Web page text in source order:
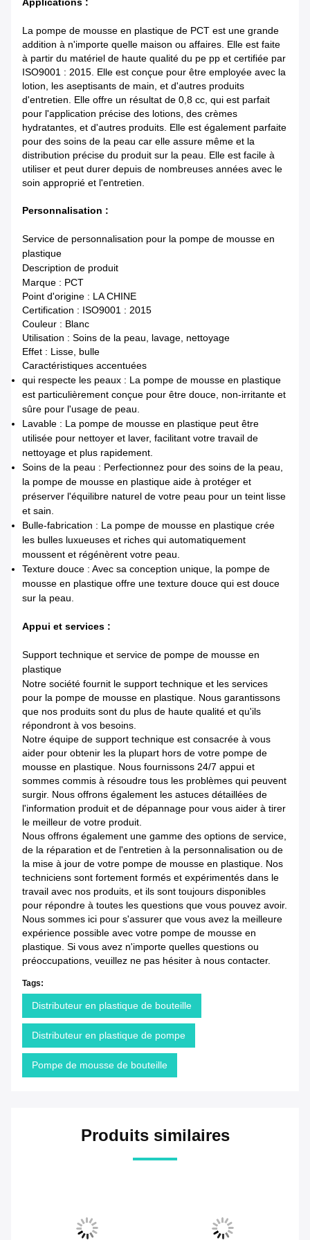
Applications :
La pompe de mousse en plastique de PCT est une grande
addition à n'importe quelle maison ou affaires. Elle est faite
à partir du matériel de haute qualité du pe pp et certifiée par
ISO9001 : 2015. Elle est conçue pour être employée avec la
lotion, les aseptisants de main, et d'autres produits
d'entretien. Elle offre un résultat de 0,8 cc, qui est parfait
pour l'application précise des lotions, des crèmes
hydratantes, et d'autres produits. Elle est également parfaite
pour des soins de la peau car elle assure même et la
distribution précise du produit sur la peau. Elle est facile à
utiliser et peut durer depuis de nombreuses années avec le
soin approprié et l'entretien.
Personnalisation :
Service de personnalisation pour la pompe de mousse en
plastique
Description de produit
Marque : PCT
Point d'origine : LA CHINE
Certification : ISO9001 : 2015
Couleur : Blanc
Utilisation : Soins de la peau, lavage, nettoyage
Effet : Lisse, bulle
Caractéristiques accentuées
qui respecte les peaux : La pompe de mousse en plastique
est particulièrement conçue pour être douce, non-irritante et
sûre pour l'usage de peau.
Lavable : La pompe de mousse en plastique peut être
utilisée pour nettoyer et laver, facilitant votre travail de
nettoyage et plus rapidement.
Soins de la peau : Perfectionnez pour des soins de la peau,
la pompe de mousse en plastique aide à protéger et
préserver l'équilibre naturel de votre peau pour un teint lisse
et sain.
Bulle-fabrication : La pompe de mousse en plastique crée
les bulles luxueuses et riches qui automatiquement
moussent et régénèrent votre peau.
Texture douce : Avec sa conception unique, la pompe de
mousse en plastique offre une texture douce qui est douce
sur la peau.
Appui et services :
Support technique et service de pompe de mousse en
plastique
Notre société fournit le support technique et les services
pour la pompe de mousse en plastique. Nous garantissons
que nos produits sont du plus de haute qualité et qu'ils
répondront à vos besoins.
Notre équipe de support technique est consacrée à vous
aider pour obtenir les la plupart hors de votre pompe de
mousse en plastique. Nous fournissons 24/7 appui et
sommes commis à résoudre tous les problèmes qui peuvent
surgir. Nous offrons également les astuces détaillées de
l'information produit et de dépannage pour vous aider à tirer
le meilleur de votre produit.
Nous offrons également une gamme des options de service,
de la réparation et de l'entretien à la personnalisation ou de
la mise à jour de votre pompe de mousse en plastique. Nos
techniciens sont fortement formés et expérimentés dans le
travail avec nos produits, et ils sont toujours disponibles
pour répondre à toutes les questions que vous pouvez avoir.
Nous sommes ici pour s'assurer que vous avez la meilleure
expérience possible avec votre pompe de mousse en
plastique. Si vous avez n'importe quelles questions ou
préoccupations, veuillez ne pas hésiter à nous contacter.
Tags:
Distributeur en plastique de bouteille
Distributeur en plastique de pompe
Pompe de mousse de bouteille
Produits similaires